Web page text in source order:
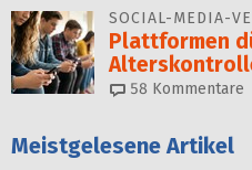
SOCIAL-MEDIA-
Plattformen
58 Kommentare
Meistgelesene Artikel